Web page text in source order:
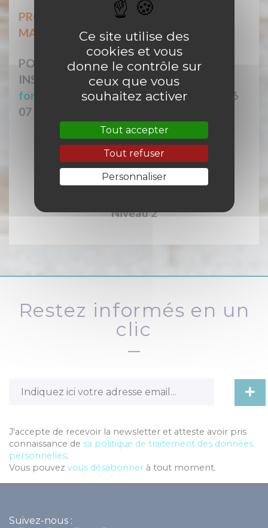
PROCHAINE SESSION
MARSEILLE - 3, 4, 17 et 18 Octobre 2024
POUR TOUTE INFORMATION OU
INSCRIPTION :
formadys@neurodyspaca.orgou 04 91 46
07 34
Plaquette
Niveau 2
Restez informés en un
clic
J'accepte de recevoir la newsletter et atteste avoir pris
connaissance de sa politique de traitement des données
personnelles.
Vous pouvez vous désabonner à tout moment.
Suivez-nous :
Ce site utilise des
cookies et vous
donne le contrôle sur
ceux que vous
souhaitez activer
Tout accepter
Tout refuser
Personnaliser